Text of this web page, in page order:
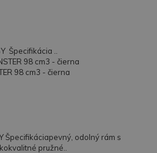
Špecifikácia ..
98 cm3 - čierna
Špecifikáciapevný, odolný rám s
pružné..